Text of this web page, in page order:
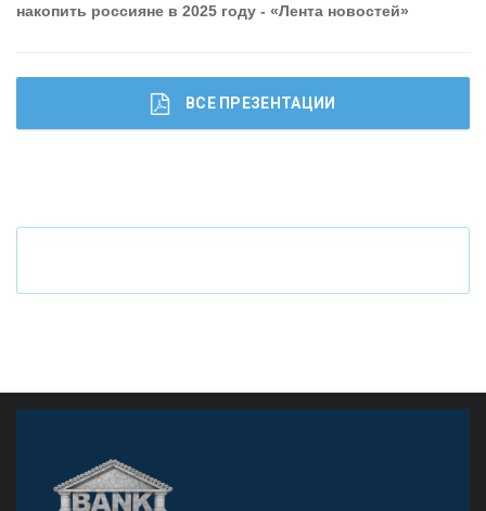
ОНАС
накопить россияне в 2025 году - «Лента новостей»
ВСЕ ПРЕЗЕНТАЦИИ